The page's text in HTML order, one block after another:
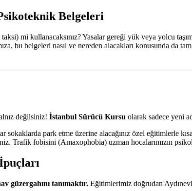
Belgeleri
mi kullanacaksınız? Yasalar gereği yük veya yolcu
bu belgeleri nasıl ve nereden alacakları konusunda da
değilsiniz! İstanbul Sürücü Kursu olarak sadece yeni
park etme üzerine alacağınız özel eğitimlerle
Trafik fobisini (Amaxophobia) uzman hocalarımızın
güzergahını tanımaktır. Eğitimlerimiz doğrudan